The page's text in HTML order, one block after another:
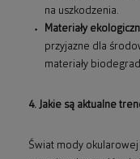
na uszkodzenia.
Materiały
przyjazne dla
materiały
4. Jakie są aktualne
Świat mody